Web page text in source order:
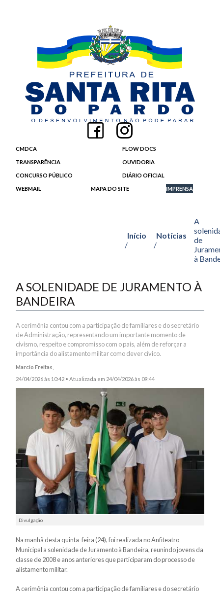
CMDCA FLOW DOCS
TRANSPARÊNCIA OUVIDORIA
CONCURSO PÚBLICO DIÁRIO OFICIAL
WEBMAIL MAPA DO SITE IMPRENSA
Início
/
Notícias
/
A
de
à
A SOLENIDADE DE JURAMENTO À
BANDEIRA
A cerimônia contou com a participação de familiares e do secretário
de Administração, representando um importante momento de
civismo, respeito e compromisso com o país, além de reforçar a
importância do alistamento militar como dever cívico.
Marcio Freitas
24/04/2026 às 10:42 • Atualizada em 24/04/2026 às 09:44
Divulgação
Na manhã desta quinta-feira (24), foi realizada no Anfiteatro
Municipal a solenidade de Juramento à Bandeira, reunindo jovens da
classe de 2008 e anos anteriores que participaram do processo de
alistamento militar.
A cerimônia contou com a participação de familiares e do secretário